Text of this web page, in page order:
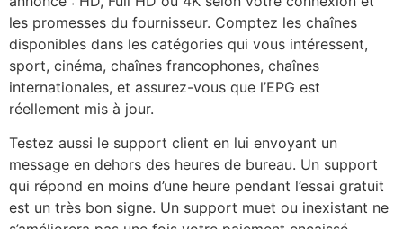
les promesses du fournisseur. Comptez les chaînes
disponibles dans les catégories qui vous intéressent,
sport, cinéma, chaînes francophones, chaînes
internationales, et assurez-vous que l’EPG est
réellement mis à jour.
Testez aussi le support client en lui envoyant un
message en dehors des heures de bureau. Un support
qui répond en moins d’une heure pendant l’essai gratuit
est un très bon signe. Un support muet ou inexistant ne